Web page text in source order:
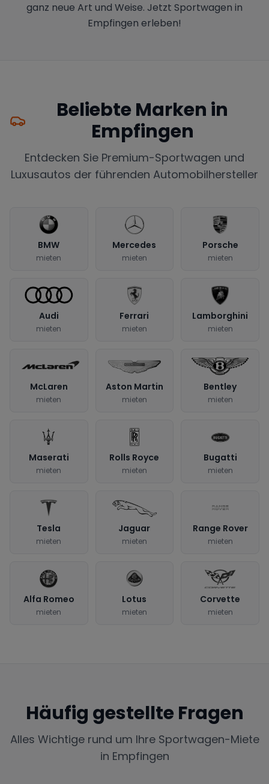
ganz neue Art und Weise. Jetzt Sportwagen in
Empfingen erleben!
Beliebte Marken in
Empfingen
Entdecken Sie Premium-Sportwagen und
Luxusautos der führenden Automobilhersteller
BMW
mieten
Mercedes
mieten
Porsche
mieten
Audi
mieten
Ferrari
mieten
Lamborghini
mieten
McLaren
mieten
Aston Martin
mieten
Bentley
mieten
Maserati
mieten
Rolls Royce
mieten
Bugatti
mieten
Tesla
mieten
Jaguar
mieten
Range Rover
mieten
Alfa Romeo
mieten
Lotus
mieten
Corvette
mieten
Häufig gestellte Fragen
Alles Wichtige rund um Ihre Sportwagen-Miete
in Empfingen